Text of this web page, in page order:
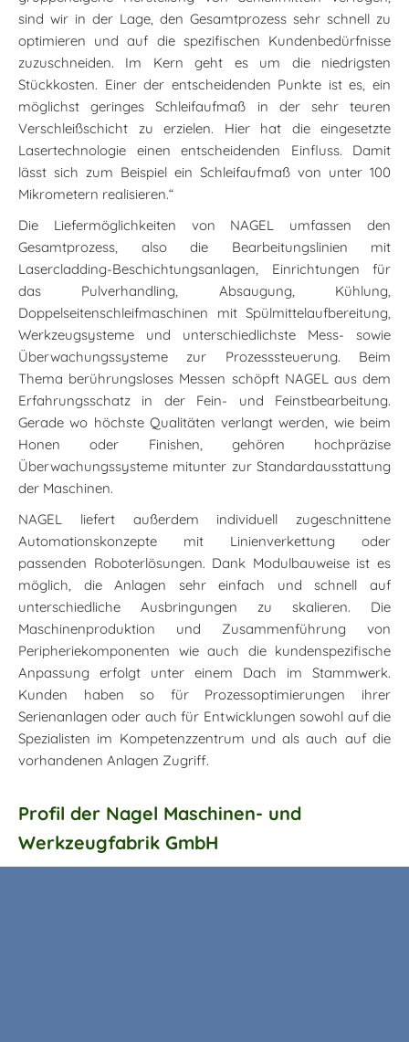
sind wir in der Lage, den Gesamtprozess sehr schnell zu
optimieren und auf die spezifischen Kundenbedürfnisse
zuzuschneiden. Im Kern geht es um die niedrigsten
Stückkosten. Einer der entscheidenden Punkte ist es, ein
möglichst geringes Schleifaufmaß in der sehr teuren
Verschleißschicht zu erzielen. Hier hat die eingesetzte
Lasertechnologie einen entscheidenden Einfluss. Damit
lässt sich zum Beispiel ein Schleifaufmaß von unter 100
Mikrometern realisieren.“
Die Liefermöglichkeiten von NAGEL umfassen den
Gesamtprozess, also die Bearbeitungslinien mit
Lasercladding-Beschichtungsanlagen, Einrichtungen für
das Pulverhandling, Absaugung, Kühlung,
Doppelseitenschleifmaschinen mit Spülmittelaufbereitung,
Werkzeugsysteme und unterschiedlichste Mess- sowie
Überwachungssysteme zur Prozesssteuerung. Beim
Thema berührungsloses Messen schöpft NAGEL aus dem
Erfahrungsschatz in der Fein- und Feinstbearbeitung.
Gerade wo höchste Qualitäten verlangt werden, wie beim
Honen oder Finishen, gehören hochpräzise
Überwachungssysteme mitunter zur Standardausstattung
der Maschinen.
NAGEL liefert außerdem individuell zugeschnittene
Automationskonzepte mit Linienverkettung oder
passenden Roboterlösungen. Dank Modulbauweise ist es
möglich, die Anlagen sehr einfach und schnell auf
unterschiedliche Ausbringungen zu skalieren. Die
Maschinenproduktion und Zusammenführung von
Peripheriekomponenten wie auch die kundenspezifische
Anpassung erfolgt unter einem Dach im Stammwerk.
Kunden haben so für Prozessoptimierungen ihrer
Serienanlagen oder auch für Entwicklungen sowohl auf die
Spezialisten im Kompetenzzentrum und als auch auf die
vorhandenen Anlagen Zugriff.
Profil der Nagel Maschinen- und
Werkzeugfabrik GmbH